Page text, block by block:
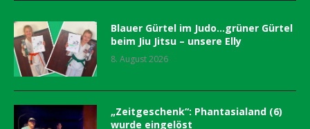
Blauer Gürtel im Judo…grüner Gürtel
beim Jiu Jitsu – unsere Elly
8. August 2026
„Zeitgeschenk“: Phantasialand (6)
wurde eingelöst